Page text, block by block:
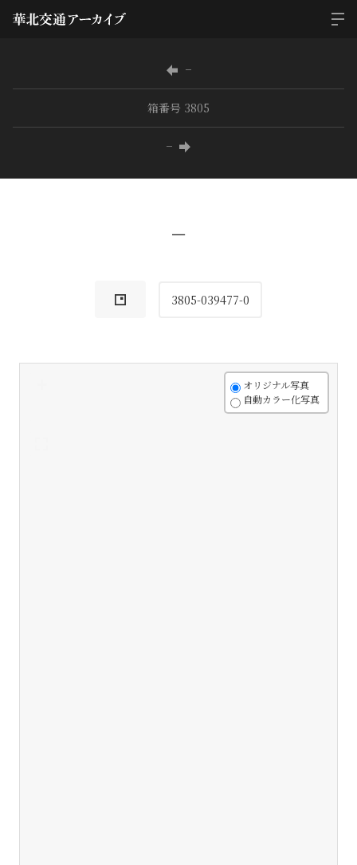
−
箱番号 3805
−
−
3805-039477-0
オリジナル写真
自動カラー化写真